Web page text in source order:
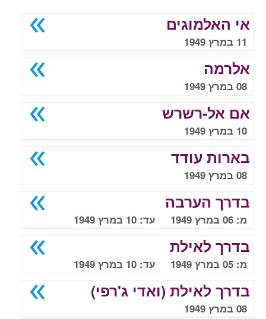
אי האלמוגים
11 במרץ 1949
אלרמה
08 במרץ 1949
אם אל-רשרש
10 במרץ 1949
בארות עודד
08 במרץ 1949
בדרך הערבה
מ: 06 במרץ 1949 עד: 10 במרץ 1949
בדרך לאילת
מ: 05 במרץ 1949 עד: 10 במרץ 1949
בדרך לאילת (ואדי ג'רפי)
08 במרץ 1949